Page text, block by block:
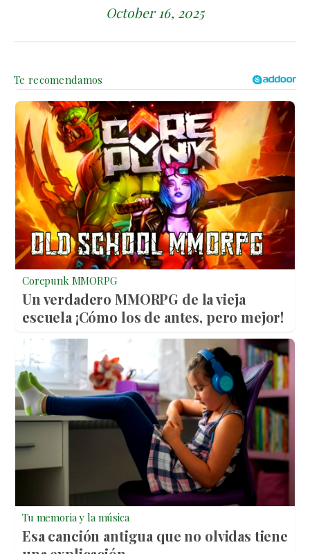
October 16, 2025
Corepunk MMORPG
Un verdadero MMORPG de la vieja
escuela ¡Cómo los de antes, pero mejor!
Tu memoria y la música
Esa canción antigua que no olvidas tiene